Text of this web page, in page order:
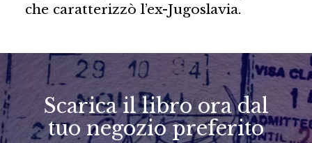
che caratterizzò l’ex-Jugoslavia.
Scarica il libro ora dal
tuo negozio preferito